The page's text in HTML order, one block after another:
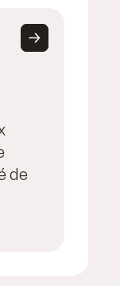
de